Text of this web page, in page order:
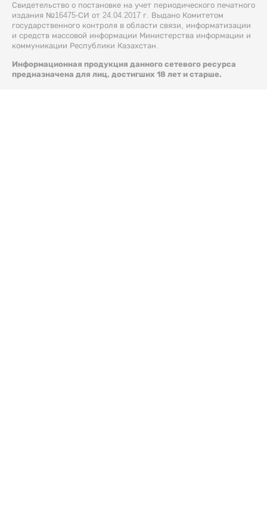
Свидетельство о постановке на учет периодического печатного
издания №16475-СИ от 24.04.2017 г. Выдано Комитетом
государственного контроля в области связи, информатизации
и средств массовой информации Министерства информации и
коммуникации Республики Казахстан.
Информационная продукция данного сетевого ресурса
предназначена для лиц, достигших 18 лет и старше.